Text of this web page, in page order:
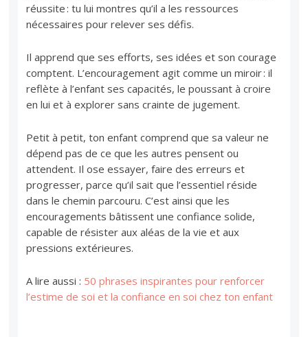
réussite : tu lui montres qu’il a les ressources
nécessaires pour relever ses défis.
Il apprend que ses efforts, ses idées et son courage
comptent. L’encouragement agit comme un miroir : il
reflète à l’enfant ses capacités, le poussant à croire
en lui et à explorer sans crainte de jugement.
Petit à petit, ton enfant comprend que sa valeur ne
dépend pas de ce que les autres pensent ou
attendent. Il ose essayer, faire des erreurs et
progresser, parce qu’il sait que l’essentiel réside
dans le chemin parcouru. C’est ainsi que les
encouragements bâtissent une confiance solide,
capable de résister aux aléas de la vie et aux
pressions extérieures.
A lire aussi : 50 phrases inspirantes pour renforcer
l’estime de soi et la confiance en soi chez ton enfant